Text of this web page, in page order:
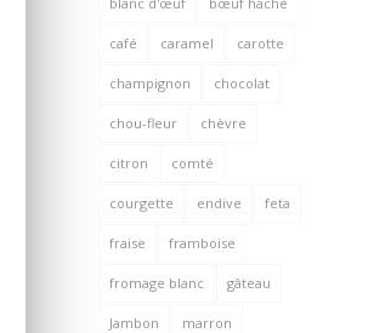
café caramel carotte
champignon chocolat
chou-fleur chèvre
citron comté
courgette endive feta
fraise framboise
fromage blanc gâteau
Jambon marron